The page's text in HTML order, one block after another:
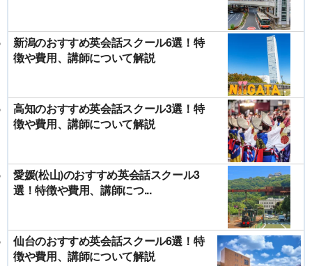
新潟のおすすめ英会話スクール6選！特
徴や費用、講師について解説
高知のおすすめ英会話スクール3選！特
徴や費用、講師について解説
愛媛(松山)のおすすめ英会話スクール3
選！特徴や費用、講師につ...
仙台のおすすめ英会話スクール6選！特
徴や費用、講師について解説